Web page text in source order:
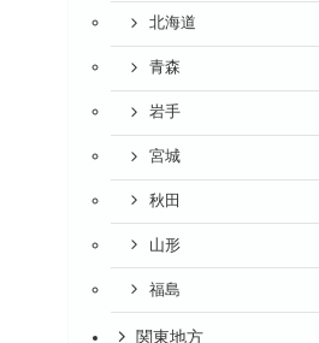
北海道
青森
岩手
宮城
秋田
山形
福島
関東地方